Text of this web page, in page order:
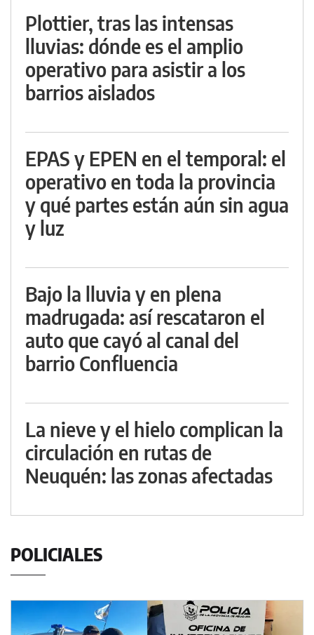
Plottier, tras las intensas
lluvias: dónde es el amplio
operativo para asistir a los
barrios aislados
EPAS y EPEN en el temporal: el
operativo en toda la provincia
y qué partes están aún sin agua
y luz
Bajo la lluvia y en plena
madrugada: así rescataron el
auto que cayó al canal del
barrio Confluencia
La nieve y el hielo complican la
circulación en rutas de
Neuquén: las zonas afectadas
POLICIALES